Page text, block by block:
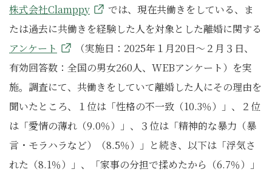
株式会社Clamppy
では、現在共働きをしている、ま
たは過去に共働きを経験した人を対象とした離婚に関する
アンケート
（実施日：2025年１月20日～２月３日、
有効回答数：全国の男女260人、WEBアンケート）を実
施。調査にて、共働きをしていて離婚した人にその理由を
聞いたところ、１位は「性格の不一致（10.3％）」、２位
は「愛情の薄れ（9.0％）」、３位は「精神的な暴力（暴
言・モラハラなど）（8.5％）」と続き、以下は「浮気さ
れた（8.1％）」、「家事の分担で揉めたから（6.7％）」